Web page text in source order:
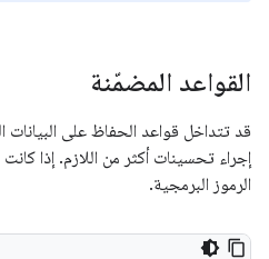
القواعد المضمّنة
قد تتداخل قواعد الحفاظ على البيانات
الرموز البرمجية.